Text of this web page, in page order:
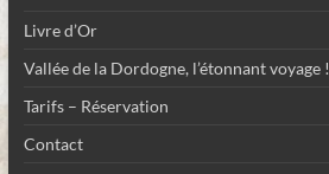
Livre d’Or
Vallée de la Dordogne, l’étonnant voyage !
Tarifs – Réservation
Contact